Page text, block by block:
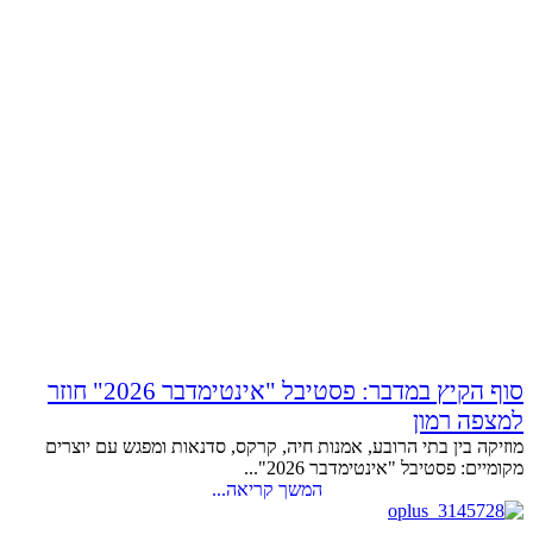
סוף הקיץ במדבר: פסטיבל "אינטימדבר 2026" חוזר
למצפה רמון
מוזיקה בין בתי הרובע, אמנות חיה, קרקס, סדנאות ומפגש עם יוצרים
מקומיים: פסטיבל "אינטימדבר 2026"...
המשך קריאה...